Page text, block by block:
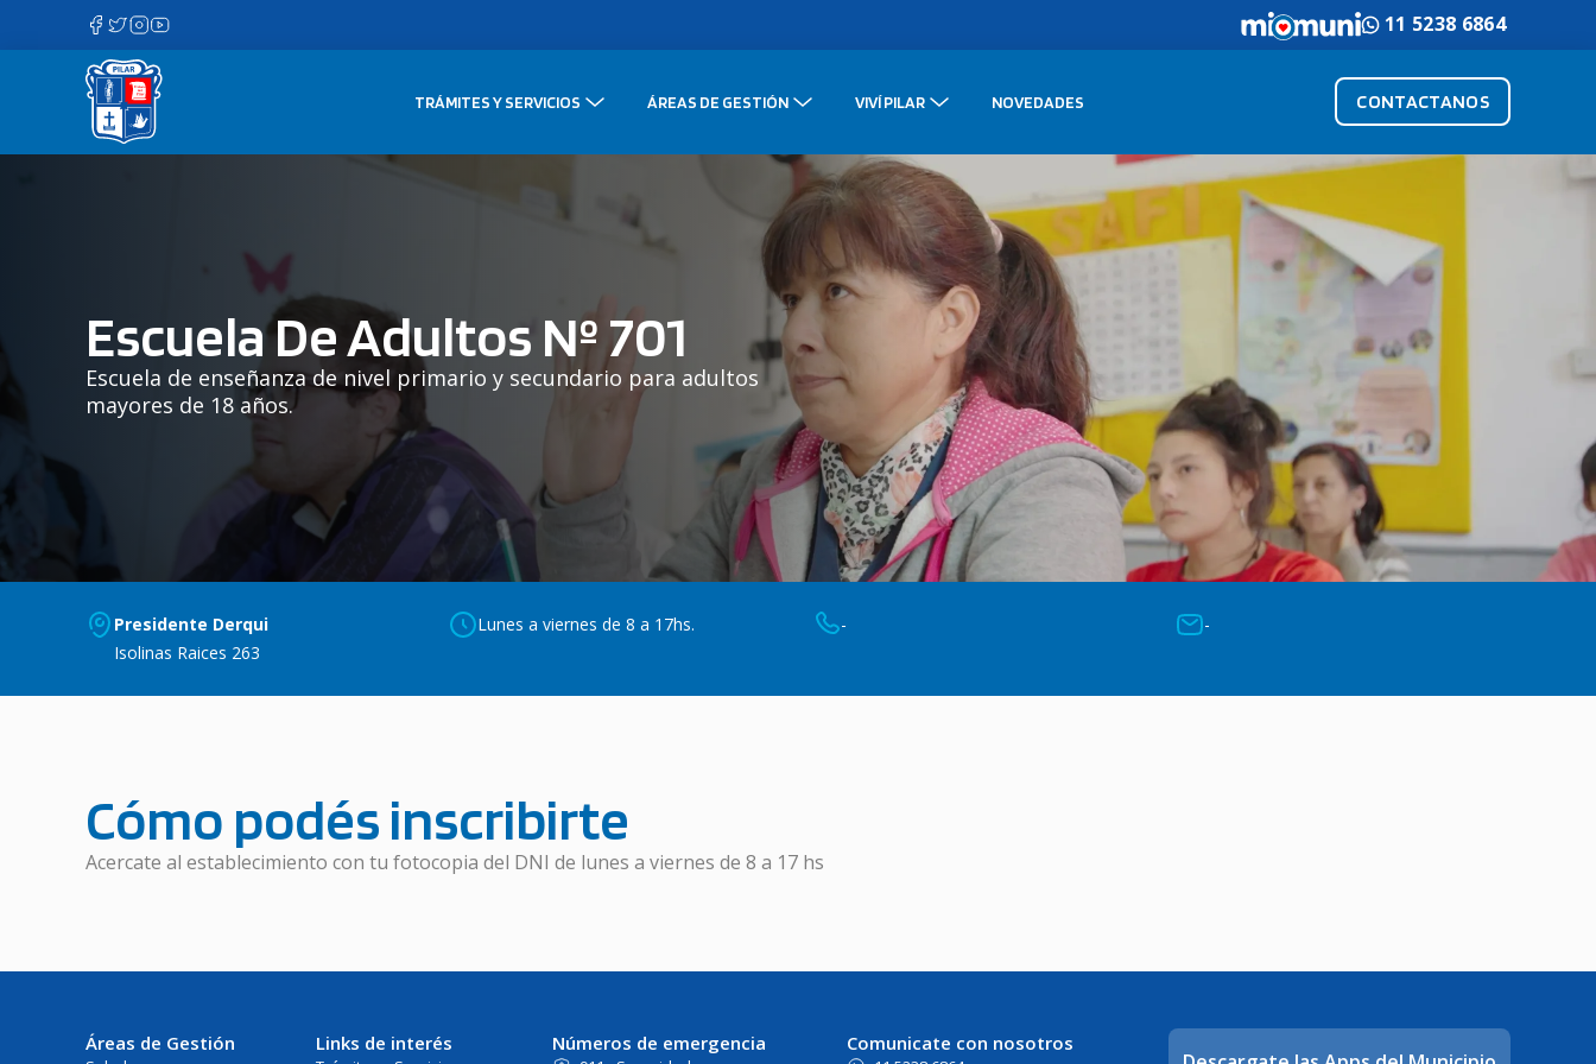
contenido
11 5238 6864
TRÁMITES Y SERVICIOS ÁREAS DE GESTIÓN VIVÍ PILAR NOVEDADES CONTACTANOS
Escuela De Adultos Nº 701
Escuela de enseñanza de nivel primario y secundario para adultos
mayores de 18 años.
Presidente Derqui
Isolinas Raices 263
Lunes a viernes de 8 a 17hs. - -
Cómo podés inscribirte
Acercate al establecimiento con tu fotocopia del DNI de lunes a viernes de 8 a 17 hs
Áreas de Gestión Links de interés Números de emergencia Comunicate con nosotros